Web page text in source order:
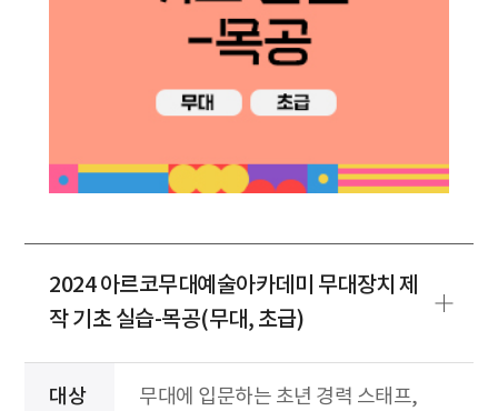
2024 아르코무대예술아카데미 무대장치 제
작 기초 실습-목공(무대, 초급)
대상
무대에 입문하는 초년 경력 스태프,